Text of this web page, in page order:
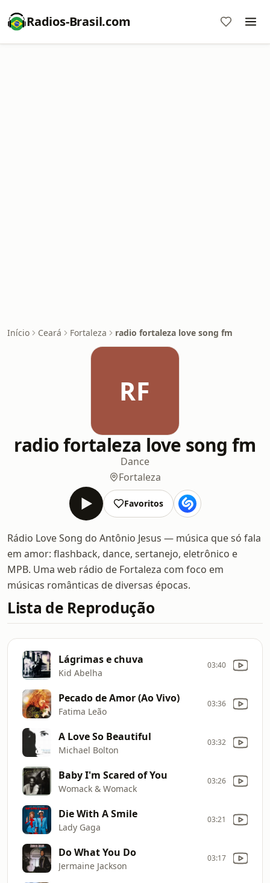
Radios-Brasil.com
Início Ceará Fortaleza radio fortaleza love song fm
RF
radio fortaleza love song fm
Dance
Fortaleza
Favoritos
Rádio Love Song do Antônio Jesus — música que só fala
em amor: flashback, dance, sertanejo, eletrônico e
MPB. Uma web rádio de Fortaleza com foco em
músicas românticas de diversas épocas.
Lista de Reprodução
Lágrimas e chuva
Kid Abelha
03:40
Pecado de Amor (Ao Vivo)
Fatima Leão
03:36
A Love So Beautiful
Michael Bolton
03:32
Baby I'm Scared of You
Womack & Womack
03:26
Die With A Smile
Lady Gaga
03:21
Do What You Do
Jermaine Jackson
03:17